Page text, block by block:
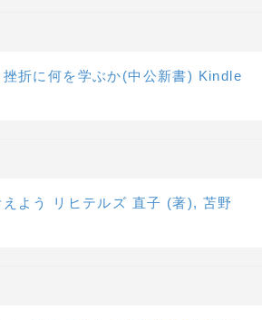
折に何を学ぶか(中公新書) Kindle
よう リヒテルズ 直子 (著), 苫野